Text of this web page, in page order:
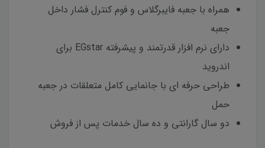
همراه با جعبه فایبرگلاس و فوم کنترل فشار داخل
جعبه
دارای نرم افزار قدرتمند و پیشرفته EGstar برای
اندروید
طراحی حرفه ای با جانمایی کامل متعلقات در جعبه
حمل
دو سال گارانتی و ده سال خدمات پس از فروش